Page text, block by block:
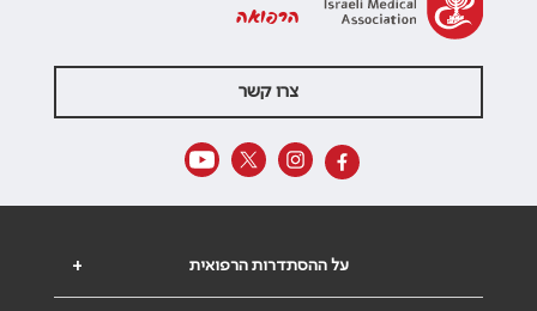
הרפואה
צרו קשר
+ על ההסתדרות הרפואית